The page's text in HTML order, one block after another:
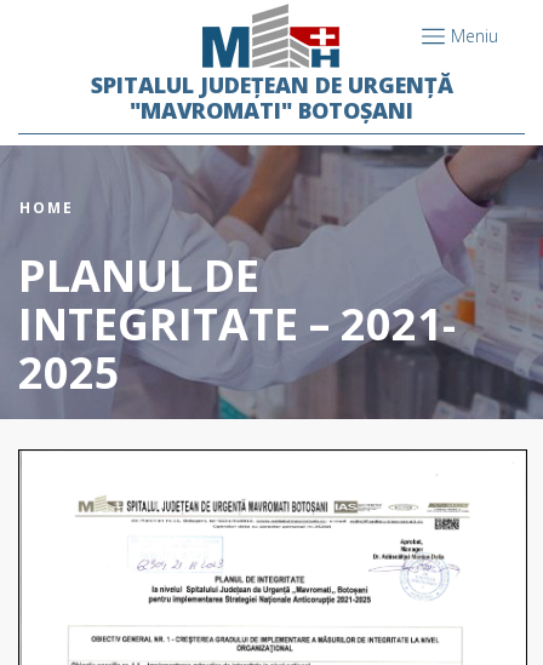
Meniu
SPITALUL JUDEȚEAN DE URGENȚĂ
"MAVROMATI" BOTOȘANI
HOME
PLANUL DE
INTEGRITATE – 2021-
2025